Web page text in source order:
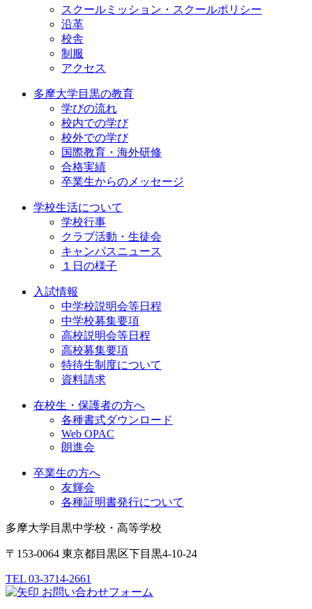
スクールミッション・スクールポリシー
沿革
校舎
制服
アクセス
多摩大学目黒の教育
学びの流れ
校内での学び
校外での学び
国際教育・海外研修
合格実績
卒業生からのメッセージ
学校生活について
学校行事
クラブ活動・生徒会
キャンパスニュース
１日の様子
入試情報
中学校説明会等日程
中学校募集要項
高校説明会等日程
高校募集要項
特待生制度について
資料請求
在校生・保護者の方へ
各種書式ダウンロード
Web OPAC
朗進会
卒業生の方へ
友輝会
各種証明書発行について
多摩大学目黒中学校・高等学校
〒153-0064 東京都目黒区下目黒4-10-24
TEL 03-3714-2661
お問い合わせフォーム